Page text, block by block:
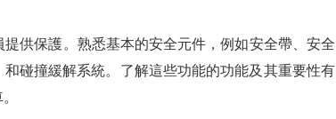
供保護。熟悉基本的安全元件，例如安全帶、安全
碰撞緩解系統。了解這些功能的功能及其重要性有